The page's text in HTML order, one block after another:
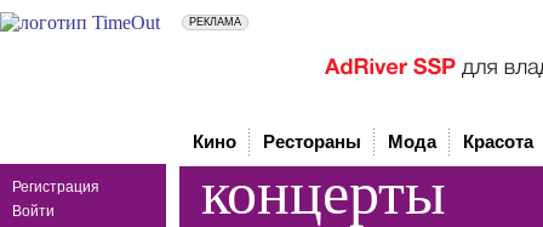
Регистрация
Войти
Кино Рестораны Мода Красота
концерты